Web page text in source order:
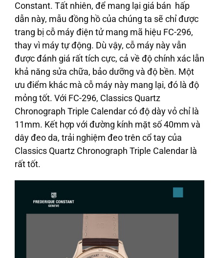
Constant. Tất nhiên, để mang lại giá bán hấp
dẫn này, mẫu đồng hồ của chúng ta sẽ chỉ được
trang bị cỗ máy điện tử mang mã hiệu FC-296,
thay vì máy tự động. Dù vậy, cỗ máy này vẫn
được đánh giá rất tích cực, cả về độ chính xác lẫn
khả năng sửa chữa, bảo dưỡng và độ bền. Một
ưu điểm khác mà cỗ máy này mang lại, đó là độ
mỏng tốt. Với FC-296, Classics Quartz
Chronograph Triple Calendar có độ dày vỏ chỉ là
11mm. Kết hợp với đường kính mặt số 40mm và
dây đeo da, trải nghiệm đeo trên cổ tay của
Classics Quartz Chronograph Triple Calendar là
rất tốt.